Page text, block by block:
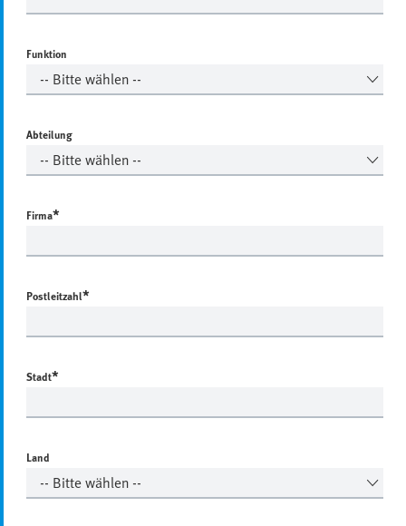
Funktion
Abteilung
Firma*
Postleitzahl*
Stadt*
Land